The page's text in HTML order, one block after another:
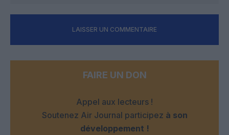
LAISSER UN COMMENTAIRE
FAIRE UN DON
Appel aux lecteurs !
Soutenez Air Journal participez à son
développement !